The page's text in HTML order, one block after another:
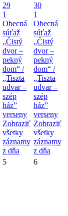
29
1
Obecná
súťaž
„Čistý
dvor –
pekný
dom“ /
„Tiszta
udvar –
szép
ház”
verseny
Zobraziť
všetky
záznamy
z dňa
30
1
Obecná
súťaž
„Čistý
dvor –
pekný
dom“ /
„Tiszta
udvar –
szép
ház”
verseny
Zobraziť
všetky
záznamy
z dňa
5 6